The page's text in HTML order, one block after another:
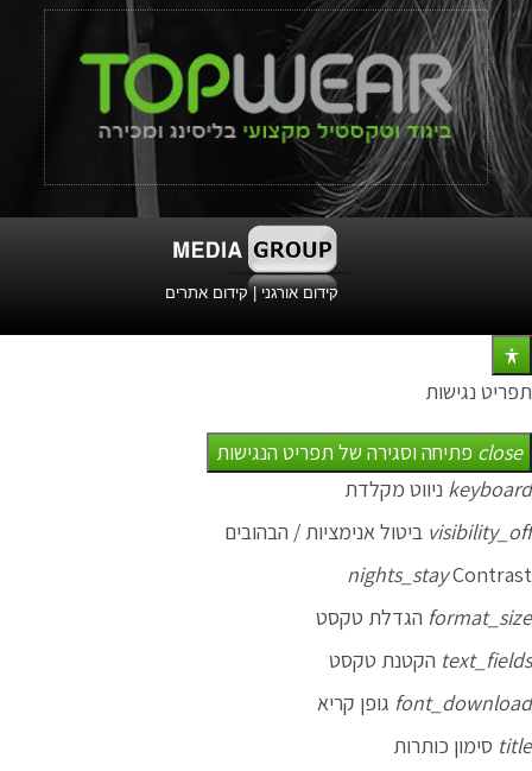
קידום אורגני|קידום אתרים
תפריט נגישות
close פתיחה וסגירה של תפריט הנגישות
keyboard ניווט מקלדת
visibility_off ביטול אנימציות / הבהובים
nights_stayContrast
format_size הגדלת טקסט
text_fields הקטנת טקסט
font_download גופן קריא
title סימון כותרות